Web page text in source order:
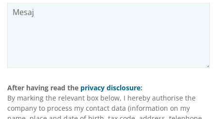
After having read the privacy disclosure:
By marking the relevant box below, I hereby authorise the
company to process my contact data (information on my